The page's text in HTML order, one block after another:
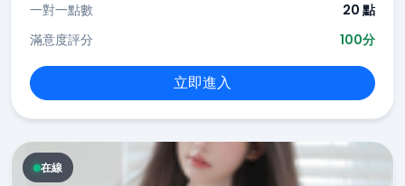
一對一點數
20 點
滿意度評分
100分
立即進入
在線